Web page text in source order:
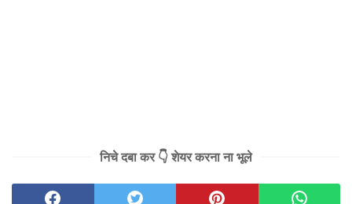
निचे दबा कर 👇 शेयर करना ना भूले